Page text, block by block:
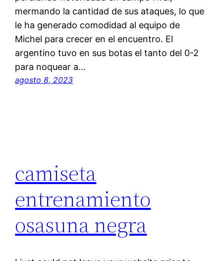
mermando la cantidad de sus ataques, lo que
le ha generado comodidad al equipo de
Michel para crecer en el encuentro. El
argentino tuvo en sus botas el tanto del 0-2
para noquear a…
agosto 8, 2023
camiseta
entrenamiento
osasuna negra